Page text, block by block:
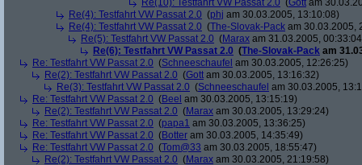
Re(10): Testfahrt VW Passat 2.0 (Gott am
Re(4): Testfahrt VW Passat 2.0 (phj am 30.03.2005, 13:10:08)
Re(4): Testfahrt VW Passat 2.0 (The-Slovak-Pack am 30.03.2005,
Re(5): Testfahrt VW Passat 2.0 (Marax am 31.03.2005,
Re(6): Testfahrt VW Passat 2.0 (The-Slovak-Pack am
Re: Testfahrt VW Passat 2.0 (Schneeschaufel am 30.03.2005, 12:26:25)
Re(2): Testfahrt VW Passat 2.0 (Gott am 30.03.2005, 13:16:32)
Re(3): Testfahrt VW Passat 2.0 (Schneeschaufel am 30.03.2005,
Re: Testfahrt VW Passat 2.0 (Beel am 30.03.2005, 13:15:19)
Re(2): Testfahrt VW Passat 2.0 (Marax am 30.03.2005, 13:29:24)
Re: Testfahrt VW Passat 2.0 (papa1 am 30.03.2005, 13:36:25)
Re: Testfahrt VW Passat 2.0 (Botter am 30.03.2005, 14:35:49)
Re: Testfahrt VW Passat 2.0 (Tom@33 am 30.03.2005, 18:55:47)
Re(2): Testfahrt VW Passat 2.0 (Marax am 30.03.2005, 21:19:58)